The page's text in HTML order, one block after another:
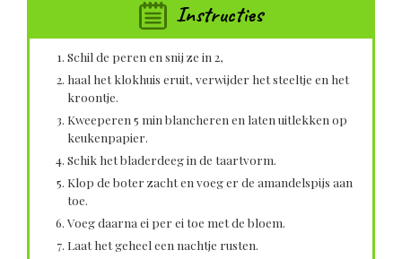
Instructies
Schil de peren en snij ze in 2,
haal het klokhuis eruit, verwijder het steeltje en het
kroontje.
Kweeperen 5 min blancheren en laten uitlekken op
keukenpapier.
Schik het bladerdeeg in de taartvorm.
Klop de boter zacht en voeg er de amandelspijs aan
toe.
Voeg daarna ei per ei toe met de bloem.
Laat het geheel een nachtje rusten.